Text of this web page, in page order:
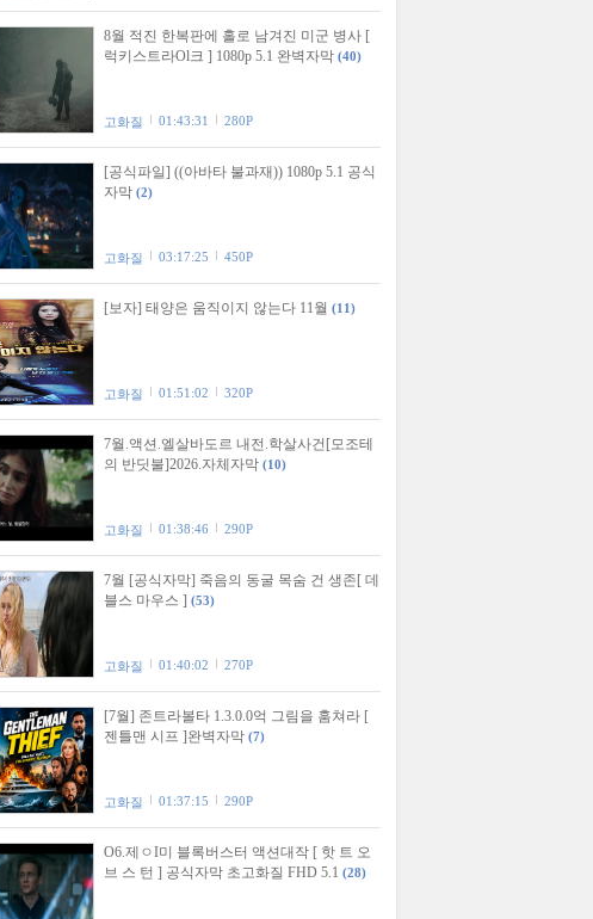
8월 적진 한복판에 홀로 남겨진 미군 병사 [
럭키스트라Ol크 ] 1080p 5.1 완벽자막 (40)
고화질 01:43:31 280P
[공식파일] ((아바타 불과재)) 1080p 5.1 공식
자막 (2)
고화질 03:17:25 450P
[보자] 태양은 움직이지 않는다 11월 (11)
고화질 01:51:02 320P
7월.액션.엘살바도르 내전.학살사건[모조테
의 반딧불]2026.자체자막 (10)
고화질 01:38:46 290P
7월 [공식자막] 죽음의 동굴 목숨 건 생존[ 데
블스 마우스 ] (53)
고화질 01:40:02 270P
[7월] 존트라볼타 1.3.0.0억 그림을 훔쳐라 [
젠틀맨 시프 ]완벽자막 (7)
고화질 01:37:15 290P
O6.제ㅇI미 블록버스터 액션대작 [ 핫 트 오
브 스 턴 ] 공식자막 초고화질 FHD 5.1 (28)